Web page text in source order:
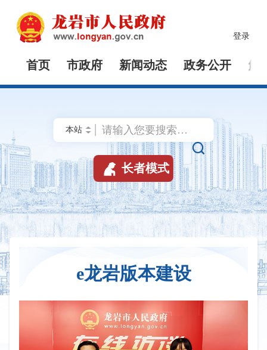
登录
首页 市政府 新闻动态 政务公开 解

 长者模式
e龙岩版本建设